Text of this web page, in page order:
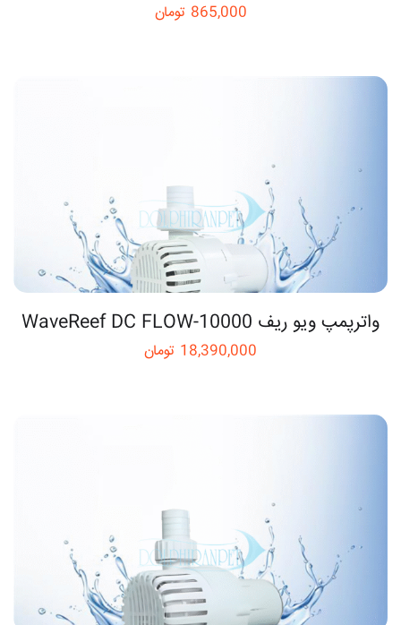
865,000 تومان
واترپمپ ویو ریف WaveReef DC FLOW‑10000
18,390,000 تومان